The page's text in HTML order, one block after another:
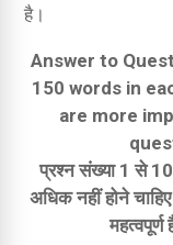
है।
Answer to
150 words in
are more
प्रश्न संख्या 1 से
अधिक नहीं होने